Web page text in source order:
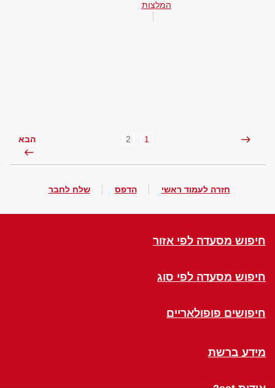
המלצות
1
2 הבא
חזרה לעמוד ראשי הדפס שלח לחבר
חיפוש מסעדה לפי אזור
חיפוש מסעדה לפי סוג
חיפושים פופולאריים
מידע ברשת